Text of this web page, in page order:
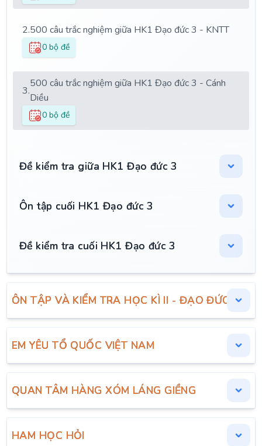
2.500 câu trắc nghiệm giữa HK1 Đạo đức 3 - KNTT
0 bộ đề
3.
500 câu trắc nghiệm giữa HK1 Đạo đức 3 - Cánh
Diều
0 bộ đề
Đề kiểm tra giữa HK1 Đạo đức 3
Ôn tập cuối HK1 Đạo đức 3
Đề kiểm tra cuối HK1 Đạo đức 3
ÔN TẬP VÀ KIỂM TRA HỌC KÌ II - ĐẠO ĐỨC 3
EM YÊU TỔ QUỐC VIỆT NAM
QUAN TÂM HÀNG XÓM LÁNG GIỀNG
HAM HỌC HỎI